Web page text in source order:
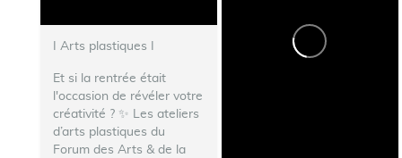
I Arts plastiques I
Et si la rentrée était
l'occasion de révéler votre
créativité ? ✨ Les ateliers
d’arts plastiques du
Forum des Arts & de la